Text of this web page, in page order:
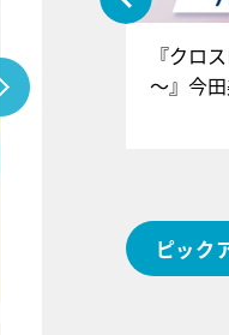
』＝LOV
インタ
『クロ
～』今
ピック